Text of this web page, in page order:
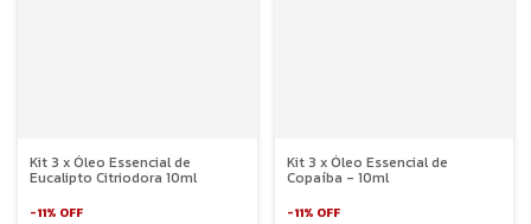
Kit 3 x Óleo Essencial de
Eucalipto Citriodora 10ml
-11% OFF
Kit 3 x Óleo Essencial de
Copaíba - 10ml
-11% OFF